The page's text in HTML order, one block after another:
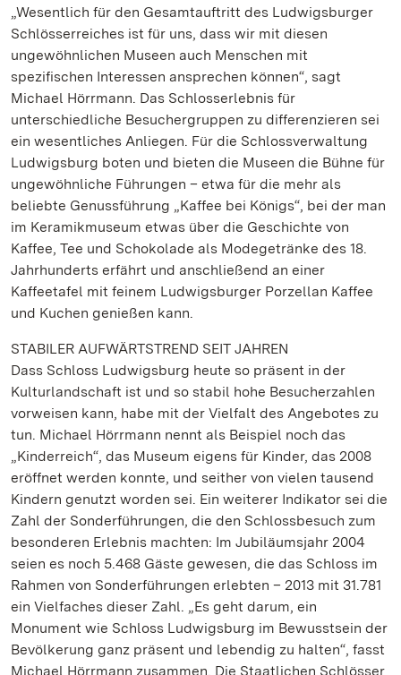
„Wesentlich für den Gesamtauftritt des Ludwigsburger
Schlösserreiches ist für uns, dass wir mit diesen
ungewöhnlichen Museen auch Menschen mit
spezifischen Interessen ansprechen können“, sagt
Michael Hörrmann. Das Schlosserlebnis für
unterschiedliche Besuchergruppen zu differenzieren sei
ein wesentliches Anliegen. Für die Schlossverwaltung
Ludwigsburg boten und bieten die Museen die Bühne für
ungewöhnliche Führungen – etwa für die mehr als
beliebte Genussführung „Kaffee bei Königs“, bei der man
im Keramikmuseum etwas über die Geschichte von
Kaffee, Tee und Schokolade als Modegetränke des 18.
Jahrhunderts erfährt und anschließend an einer
Kaffeetafel mit feinem Ludwigsburger Porzellan Kaffee
und Kuchen genießen kann.
STABILER AUFWÄRTSTREND SEIT JAHREN
Dass Schloss Ludwigsburg heute so präsent in der
Kulturlandschaft ist und so stabil hohe Besucherzahlen
vorweisen kann, habe mit der Vielfalt des Angebotes zu
tun. Michael Hörrmann nennt als Beispiel noch das
„Kinderreich“, das Museum eigens für Kinder, das 2008
eröffnet werden konnte, und seither von vielen tausend
Kindern genutzt worden sei. Ein weiterer Indikator sei die
Zahl der Sonderführungen, die den Schlossbesuch zum
besonderen Erlebnis machten: Im Jubiläumsjahr 2004
seien es noch 5.468 Gäste gewesen, die das Schloss im
Rahmen von Sonderführungen erlebten – 2013 mit 31.781
ein Vielfaches dieser Zahl. „Es geht darum, ein
Monument wie Schloss Ludwigsburg im Bewusstsein der
Bevölkerung ganz präsent und lebendig zu halten“, fasst
Michael Hörrmann zusammen. Die Staatlichen Schlösser